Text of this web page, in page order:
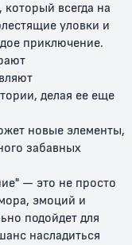
История о
всегда на
уловки и
приключение.
делая ее еще
новые элементы,
забавных
— это не просто
эмоций и
подойдет для
насладиться